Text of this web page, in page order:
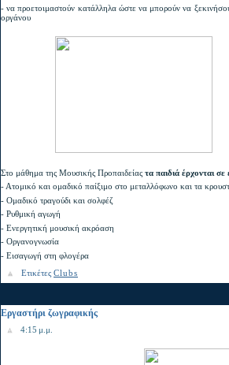
- να προετοιμαστούν κατάλληλα ώστε να μπορούν να
οργάνου
Στο μάθημα της Μουσικής Προπαιδείας τα παιδιά έρχονται
- Ατομικό και ομαδικό παίξιμο στο μεταλλόφωνο και τα
- Ομαδικό τραγούδι και σολφέζ
- Ρυθμική αγωγή
- Ενεργητική μουσική ακρόαση
- Οργανογνωσία
- Εισαγωγή στη φλογέρα
Ετικέτες Clubs
Εργαστήρι ζωγραφικής
4:15 μ.μ.